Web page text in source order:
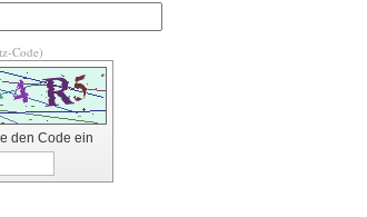
Code)
den Code ein